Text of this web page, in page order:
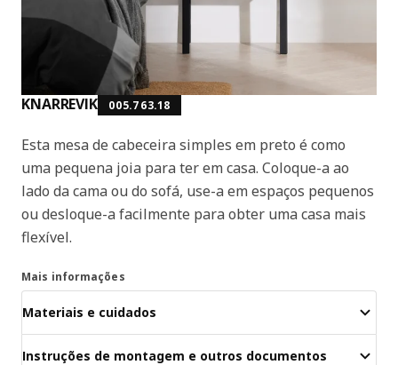
KNARREVIK 005.763.18
Esta mesa de cabeceira simples em preto é como
uma pequena joia para ter em casa. Coloque-a ao
lado da cama ou do sofá, use-a em espaços pequenos
ou desloque-a facilmente para obter uma casa mais
flexível.
Mais informações
Materiais e cuidados
Instruções de montagem e outros documentos